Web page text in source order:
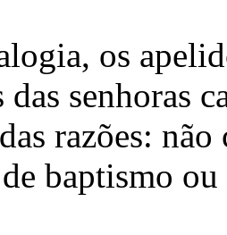
os
senhoras
razões:
baptismo